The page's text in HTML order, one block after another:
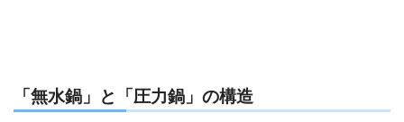
「無水鍋」と「圧力鍋」の構造